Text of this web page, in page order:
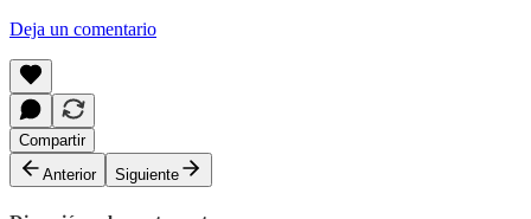
Deja un comentario
Compartir
Anterior
Siguiente